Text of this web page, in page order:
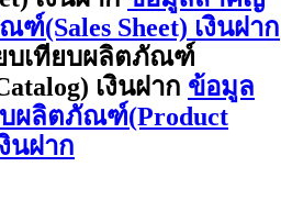
(Sales Sheet) เงินฝาก
บเทียบผลิตภัณฑ์
เงินฝาก ข้อมูล
บผลิตภัณฑ์(Product
นฝาก